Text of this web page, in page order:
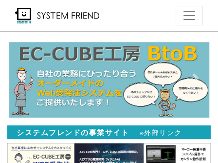
ン
動
Previous Next
システムフレンドの事業サイト ※外部リンク